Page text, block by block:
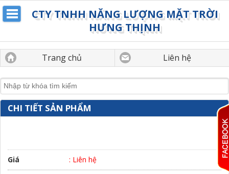
CTY TNHH NĂNG LƯỢNG MẶT TRỜI
HƯNG THỊNH
Trang chủ Liên hệ
CHI TIẾT SẢN PHẨM
Giá : Liên hệ